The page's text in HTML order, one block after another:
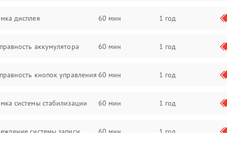
дисплея 60 мин 1 год
аккумулятора 60 мин 1 год
кнопок управления 60 мин 1 год
системы стабилизации 60 мин 1 год
системы записи 60 мин 1 год